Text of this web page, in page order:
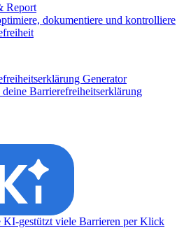
Report
dokumentiere und kontrolliere
Generator
deine Barrierefreiheitserklärung
KI-gestützt viele Barrieren per Klick